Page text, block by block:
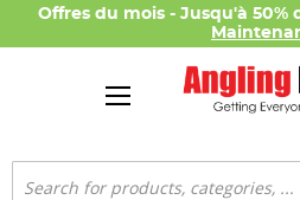
Offres du mois - Jusqu'à 50%
Rechercher